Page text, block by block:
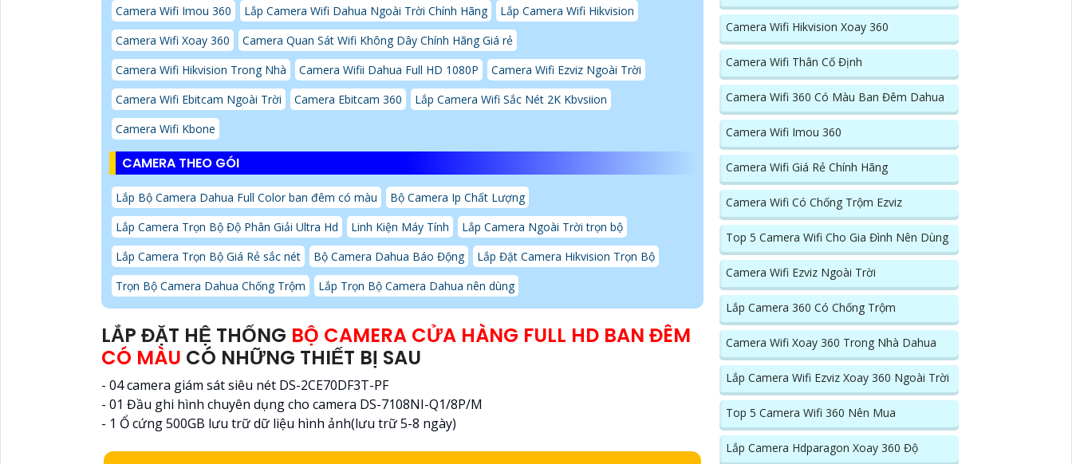
Camera Wifi Imou 360
Lắp Camera Wifi Dahua Ngoài Trời Chính Hãng
Lắp Camera Wifi Hikvision
Camera Wifi Xoay 360
Camera Quan Sát Wifi Không Dây Chính Hãng Giá rẻ
Camera Wifi Hikvision Trong Nhà
Camera Wifii Dahua Full HD 1080P
Camera Wifi Ezviz Ngoài Trời
Camera Wifi Ebitcam Ngoài Trời
Camera Ebitcam 360
Lắp Camera Wifi Sắc Nét 2K Kbvsiion
Camera Wifi Kbone
CAMERA THEO GÓI
Lắp Bộ Camera Dahua Full Color ban đêm có màu
Bộ Camera Ip Chất Lượng
Lắp Camera Trọn Bộ Độ Phân Giải Ultra Hd
Linh Kiện Máy Tính
Lắp Camera Ngoài Trời trọn bộ
Lắp Camera Trọn Bộ Giá Rẻ sắc nét
Bộ Camera Dahua Báo Động
Lắp Đặt Camera Hikvision Trọn Bộ
Trọn Bộ Camera Dahua Chống Trộm
Lắp Trọn Bộ Camera Dahua nên dùng
LẮP ĐẶT HỆ THỐNG BỘ CAMERA CỬA HÀNG FULL HD BAN ĐÊM
CÓ MÀU CÓ NHỮNG THIẾT BỊ SAU
- 04 camera giám sát siêu nét DS-2CE70DF3T-PF
- 01 Đầu ghi hình chuyên dụng cho camera DS-7108NI-Q1/8P/M
- 1 Ổ cứng 500GB lưu trữ dữ liệu hình ảnh(lưu trữ 5-8 ngày)
Camera Wifi Hikvision Xoay 360
Camera Wifi Thân Cố Định
Camera Wifi 360 Có Màu Ban Đêm Dahua
Camera Wifi Imou 360
Camera Wifi Giá Rẻ Chính Hãng
Camera Wifi Có Chống Trộm Ezviz
Top 5 Camera Wifi Cho Gia Đình Nên Dùng
Camera Wifi Ezviz Ngoài Trời
Lắp Camera 360 Có Chống Trộm
Camera Wifi Xoay 360 Trong Nhà Dahua
Lắp Camera Wifi Ezviz Xoay 360 Ngoài Trời
Top 5 Camera Wifi 360 Nên Mua
Lắp Camera Hdparagon Xoay 360 Độ